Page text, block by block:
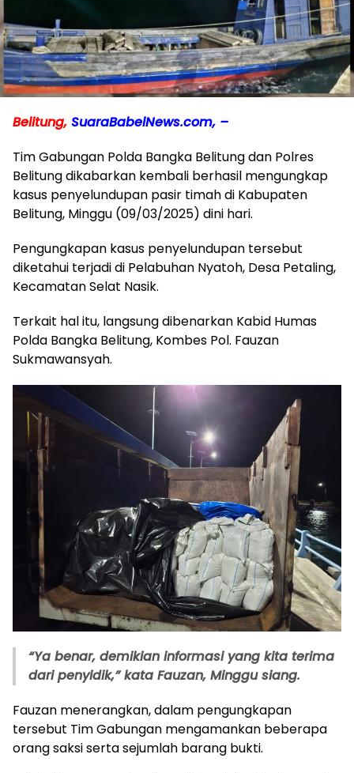
Belitung, SuaraBabelNews.com, –
Tim Gabungan Polda Bangka Belitung dan Polres
Belitung dikabarkan kembali berhasil mengungkap
kasus penyelundupan pasir timah di Kabupaten
Belitung, Minggu (09/03/2025) dini hari.
Pengungkapan kasus penyelundupan tersebut
diketahui terjadi di Pelabuhan Nyatoh, Desa Petaling,
Kecamatan Selat Nasik.
Terkait hal itu, langsung dibenarkan Kabid Humas
Polda Bangka Belitung, Kombes Pol. Fauzan
Sukmawansyah.
“Ya benar, demikian informasi yang kita terima
dari penyidik,” kata Fauzan, Minggu siang.
Fauzan menerangkan, dalam pengungkapan
tersebut Tim Gabungan mengamankan beberapa
orang saksi serta sejumlah barang bukti.